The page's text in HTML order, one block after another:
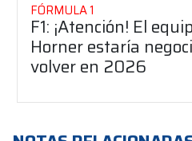
FÓRMULA 1
F1: ¡Atención! El
Horner estaría
volver en 2026